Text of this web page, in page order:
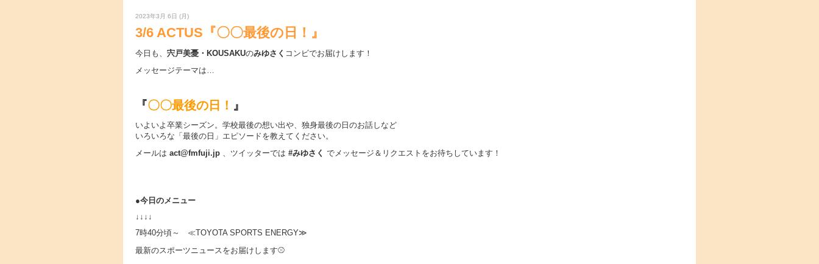
2023年3月 6日 (月)
3/6 ACTUS『〇〇最後の日！』
今日も、 宍戸美憂・KOUSAKUのみゆさく コンビでお届けします！
メッセージテーマは…
『〇〇最後の日！ 』
いよいよ卒業シーズン。学校最後の想い出や、独身最後の日のお話しなど
いろいろな「最後の日」エピソードを教えてください。
メールは act@fmfuji.jp 、ツイッターでは #みゆさく でメッセージ＆リクエストをお待ちしています！
●今日のメニュー
↓↓↓↓
7時40分頃～ ≪TOYOTA SPORTS ENERGY≫
最新のスポーツニュースをお届けします⚾